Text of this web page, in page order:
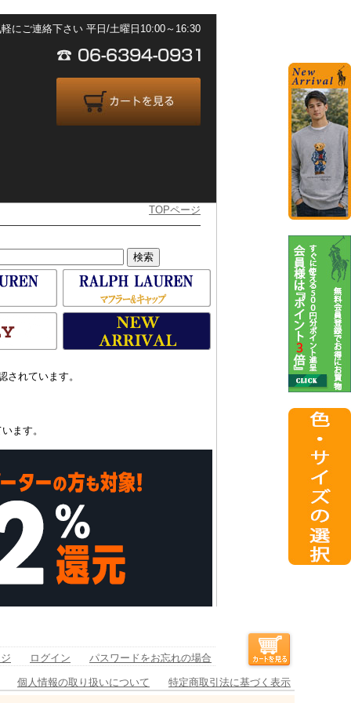
にご連絡下さい 平日/土曜日10:00～16:30
TOPページ
れています。
ます。
ログイン パスワードをお忘れの場合
個人情報の取り扱いについて 特定商取引法に基づく表示